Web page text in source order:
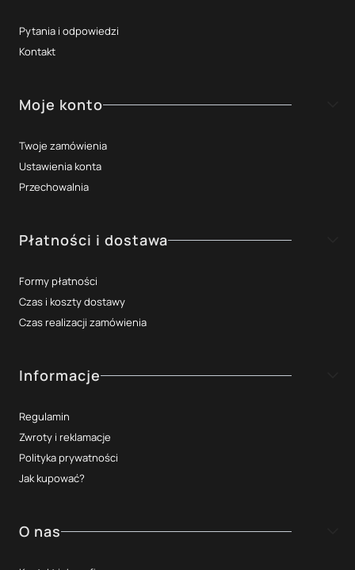
Pytania i odpowiedzi
Kontakt
Moje konto
Twoje zamówienia
Ustawienia konta
Przechowalnia
Płatności i dostawa
Formy płatności
Czas i koszty dostawy
Czas realizacji zamówienia
Informacje
Regulamin
Zwroty i reklamacje
Polityka prywatności
Jak kupować?
O nas